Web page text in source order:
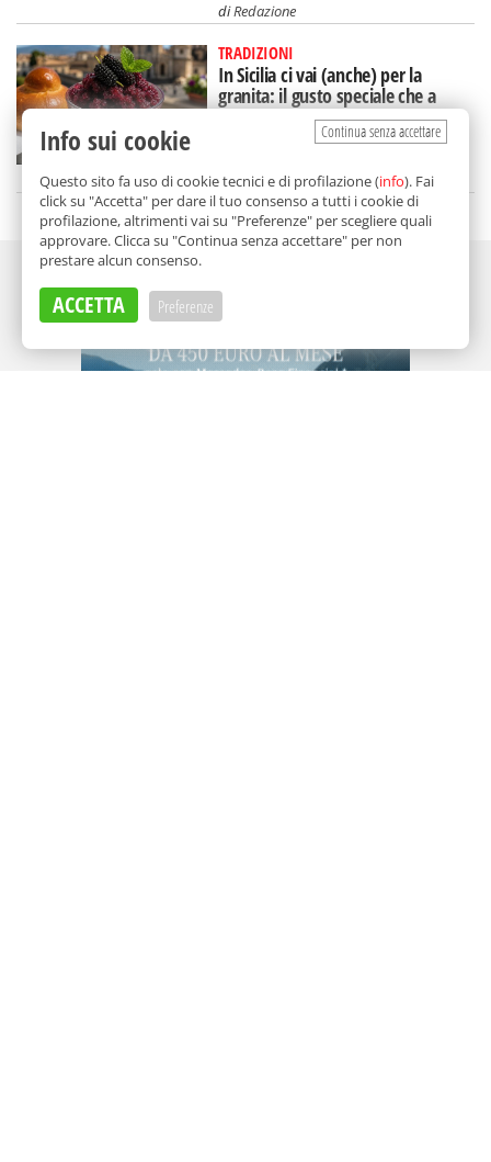
diRedazione
TRADIZIONI
In Sicilia ci vai (anche) per la
granita: il gusto speciale che a
Catania mangi a colazione
diNicoletta Dammone Sessa
Continua senza accettare
Info sui cookie
Questo sito fa uso di cookie tecnici e di profilazione (info). Fai
click su "Accetta" per dare il tuo consenso a tutti i cookie di
profilazione, altrimenti vai su "Preferenze" per scegliere quali
approvare. Clicca su "Continua senza accettare" per non
prestare alcun consenso.
ACCETTA Preferenze